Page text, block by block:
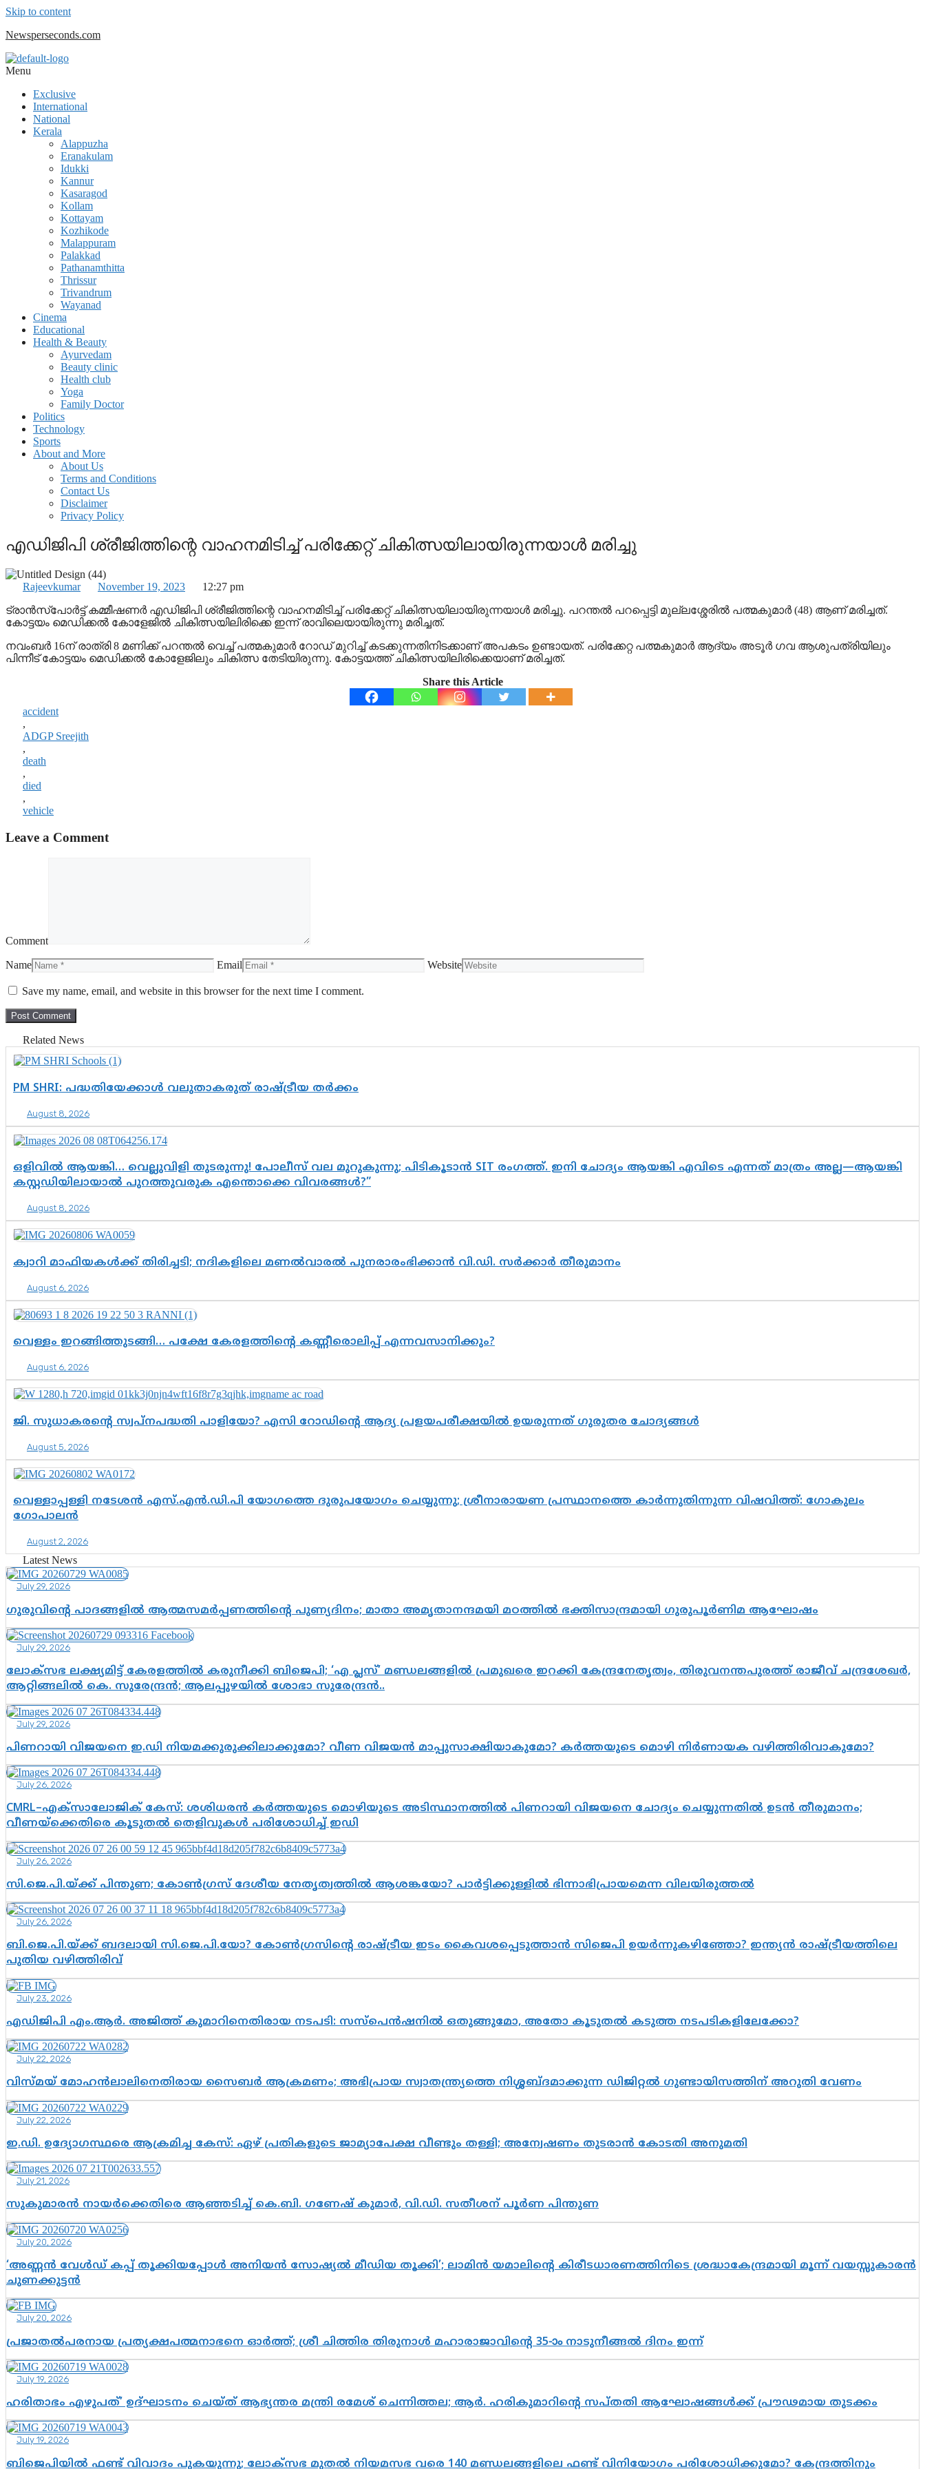
Skip to content
Newsperseconds.com
Menu
Exclusive
International
National
Kerala
Alappuzha
Eranakulam
Idukki
Kannur
Kasaragod
Kollam
Kottayam
Kozhikode
Malappuram
Palakkad
Pathanamthitta
Thrissur
Trivandrum
Wayanad
Cinema
Educational
Health & Beauty
Ayurvedam
Beauty clinic
Health club
Yoga
Family Doctor
Politics
Technology
Sports
About and More
About Us
Terms and Conditions
Contact Us
Disclaimer
Privacy Policy
എഡിജിപി ശ്രീജിത്തിന്റെ വാഹനമിടിച്ച് പരിക്കേറ്റ് ചികിത്സയിലായിരുന്നയാൾ മരിച്ചു
Rajeevkumar November 19, 2023
12:27 pm
ട്രാൻസ്പോർട്ട് കമ്മീഷണർ എഡിജിപി ശ്രീജിത്തിന്റെ വാഹനമിടിച്ച് പരിക്കേറ്റ് ചികിത്സയിലായിരുന്നയാൾ മരിച്ചു. പറന്തൽ പറപ്പെട്ടി മുല്ലശ്ശേരിൽ പത്മകുമാർ (48) ആണ് മരിച്ചത്.
കോട്ടയം മെഡിക്കൽ കോളേജിൽ ചികിത്സയിലിരിക്കെ ഇന്ന് രാവിലെയായിരുന്നു മരിച്ചത്.
നവംബർ 16ന് രാത്രി 8 മണിക്ക് പറന്തൽ വെച്ച് പത്മകുമാർ റോഡ് മുറിച്ച് കടക്കുന്നതിനിടക്കാണ് അപകടം ഉണ്ടായത്. പരിക്കേറ്റ പത്മകുമാർ ആദ്യം അടൂർ ഗവ ആശുപത്രിയിലും
പിന്നീട് കോട്ടയം മെഡിക്കൽ കോളേജിലും ചികിത്സ തേടിയിരുന്നു. കോട്ടയത്ത് ചികിത്സയിലിരിക്കെയാണ് മരിച്ചത്.
Share this Article
accident
,
ADGP Sreejith
,
death
,
died
,
vehicle
Leave a Comment
Comment
Name Email Website
Save my name, email, and website in this browser for the next time I comment.
Related News
PM SHRI: പദ്ധതിയേക്കാൾ വലുതാകരുത് രാഷ്ട്രീയ തർക്കം
August 8, 2026
ഒളിവിൽ ആയങ്കി… വെല്ലുവിളി തുടരുന്നു! പോലീസ് വല മുറുകുന്നു; പിടികൂടാൻ SIT രംഗത്ത്. ഇനി ചോദ്യം ആയങ്കി എവിടെ എന്നത് മാത്രം അല്ല—ആയങ്കി
കസ്റ്റഡിയിലായാൽ പുറത്തുവരുക എന്തൊക്കെ വിവരങ്ങൾ?”
August 8, 2026
ക്വാറി മാഫിയകൾക്ക് തിരിച്ചടി; നദികളിലെ മണൽവാരൽ പുനരാരംഭിക്കാൻ വി.ഡി. സർക്കാർ തീരുമാനം
August 6, 2026
വെള്ളം ഇറങ്ങിത്തുടങ്ങി… പക്ഷേ കേരളത്തിന്റെ കണ്ണീരൊലിപ്പ് എന്നവസാനിക്കും?
August 6, 2026
ജി. സുധാകരന്റെ സ്വപ്നപദ്ധതി പാളിയോ? എസി റോഡിന്റെ ആദ്യ പ്രളയപരീക്ഷയിൽ ഉയരുന്നത് ഗുരുതര ചോദ്യങ്ങൾ
August 5, 2026
വെള്ളാപ്പള്ളി നടേശൻ എസ്.എൻ.ഡി.പി യോഗത്തെ ദുരുപയോഗം ചെയ്യുന്നു; ശ്രീനാരായണ പ്രസ്ഥാനത്തെ കാർന്നുതിന്നുന്ന വിഷവിത്ത്: ഗോകുലം
ഗോപാലൻ
August 2, 2026
Latest News
July 29, 2026
ഗുരുവിന്റെ പാദങ്ങളിൽ ആത്മസമർപ്പണത്തിന്റെ പുണ്യദിനം; മാതാ അമൃതാനന്ദമയി മഠത്തിൽ ഭക്തിസാന്ദ്രമായി ഗുരുപൂർണിമ ആഘോഷം
July 29, 2026
ലോക്സഭ ലക്ഷ്യമിട്ട് കേരളത്തിൽ കരുനീക്കി ബിജെപി; ‘എ പ്ലസ്’ മണ്ഡലങ്ങളിൽ പ്രമുഖരെ ഇറക്കി കേന്ദ്രനേതൃത്വം, തിരുവനന്തപുരത്ത് രാജീവ് ചന്ദ്രശേഖർ,
ആറ്റിങ്ങലിൽ കെ. സുരേന്ദ്രൻ; ആലപ്പുഴയിൽ ശോഭാ സുരേന്ദ്രൻ..
July 29, 2026
പിണറായി വിജയനെ ഇ.ഡി നിയമക്കുരുക്കിലാക്കുമോ? വീണ വിജയൻ മാപ്പുസാക്ഷിയാകുമോ? കർത്തയുടെ മൊഴി നിർണായക വഴിത്തിരിവാകുമോ?
July 26, 2026
CMRL–എക്‌സാലോജിക് കേസ്: ശശിധരൻ കർത്തയുടെ മൊഴിയുടെ അടിസ്ഥാനത്തിൽ പിണറായി വിജയനെ ചോദ്യം ചെയ്യുന്നതിൽ ഉടൻ തീരുമാനം;
വീണയ്‌ക്കെതിരെ കൂടുതൽ തെളിവുകൾ പരിശോധിച്ച് ഇഡി
July 26, 2026
സി.ജെ.പി.യ്ക്ക് പിന്തുണ; കോൺഗ്രസ് ദേശീയ നേതൃത്വത്തിൽ ആശങ്കയോ? പാർട്ടിക്കുള്ളിൽ ഭിന്നാഭിപ്രായമെന്ന വിലയിരുത്തൽ
July 26, 2026
ബി.ജെ.പി.യ്ക്ക് ബദലായി സി.ജെ.പി.യോ? കോൺഗ്രസിന്റെ രാഷ്ട്രീയ ഇടം കൈവശപ്പെടുത്താൻ സിജെപി ഉയർന്നുകഴിഞ്ഞോ? ഇന്ത്യൻ രാഷ്ട്രീയത്തിലെ
പുതിയ വഴിത്തിരിവ്
July 23, 2026
എഡിജിപി എം.ആർ. അജിത്ത് കുമാറിനെതിരായ നടപടി: സസ്പെൻഷനിൽ ഒതുങ്ങുമോ, അതോ കൂടുതൽ കടുത്ത നടപടികളിലേക്കോ?
July 22, 2026
വിസ്മയ് മോഹൻലാലിനെതിരായ സൈബർ ആക്രമണം; അഭിപ്രായ സ്വാതന്ത്ര്യത്തെ നിശ്ശബ്ദമാക്കുന്ന ഡിജിറ്റൽ ഗുണ്ടായിസത്തിന് അറുതി വേണം
July 22, 2026
ഇ.ഡി. ഉദ്യോഗസ്ഥരെ ആക്രമിച്ച കേസ്: ഏഴ് പ്രതികളുടെ ജാമ്യാപേക്ഷ വീണ്ടും തള്ളി; അന്വേഷണം തുടരാൻ കോടതി അനുമതി
July 21, 2026
സുകുമാരൻ നായർക്കെതിരെ ആഞ്ഞടിച്ച് കെ.ബി. ഗണേഷ് കുമാർ, വി.ഡി. സതീശന് പൂർണ പിന്തുണ
July 20, 2026
‘അണ്ണൻ വേൾഡ് കപ്പ് തൂക്കിയപ്പോൾ അനിയൻ സോഷ്യൽ മീഡിയ തൂക്കി’; ലാമിൻ യമാലിന്റെ കിരീടധാരണത്തിനിടെ ശ്രദ്ധാകേന്ദ്രമായി മൂന്ന് വയസ്സുകാരൻ
ചുണക്കുട്ടൻ
July 20, 2026
പ്രജാതൽപരനായ പ്രത്യക്ഷപത്മനാഭനെ ഓർത്ത്; ശ്രീ ചിത്തിര തിരുനാൾ മഹാരാജാവിന്റെ 35-ാം നാടുനീങ്ങൽ ദിനം ഇന്ന്
July 19, 2026
ഹരിതാഭം എഴുപത്’ ഉദ്ഘാടനം ചെയ്ത് ആഭ്യന്തര മന്ത്രി രമേശ് ചെന്നിത്തല; ആർ. ഹരികുമാറിന്റെ സപ്തതി ആഘോഷങ്ങൾക്ക് പ്രൗഢമായ തുടക്കം
July 19, 2026
ബിജെപിയിൽ ഫണ്ട് വിവാദം പുകയുന്നു; ലോക്സഭ മുതൽ നിയമസഭ വരെ 140 മണ്ഡലങ്ങളിലെ ഫണ്ട് വിനിയോഗം പരിശോധിക്കുമോ? കേന്ദ്രത്തിനും